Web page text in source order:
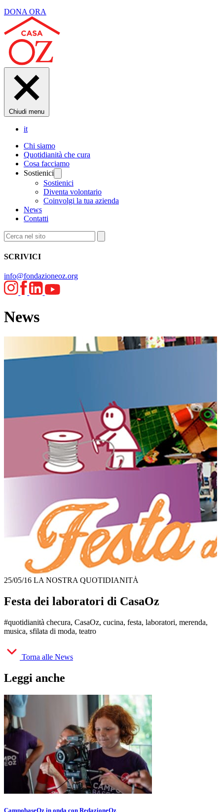
DONA ORA
Chiudi menu
it
Chi siamo
Quotidianità che cura
Cosa facciamo
Sostienici
Sostienici
Diventa volontario
Coinvolgi la tua azienda
News
Contatti
SCRIVICI
info@fondazioneoz.org
News
25/05/16 LA NOSTRA QUOTIDIANITÀ
Festa dei laboratori di CasaOz
#quotidianità checura, CasaOz, cucina, festa, laboratori, merenda,
musica, sfilata di moda, teatro
Torna alle News
Leggi anche
CampobaseOz in onda con RedazioneOz